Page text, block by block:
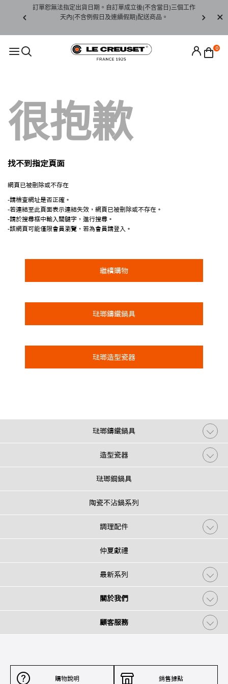
下水)，若
訂單恕無法指定出貨日期。自訂單成立後(不含當日)三個工作
天內(不含例假日及連續假期)配送商品。
請至
0
很抱歉
找不到指定頁面
網頁已被刪除或不存在
-請檢查網址是否正確。
-若連結至此頁面表示連結失效，網頁已被刪除或不存在。
-請於搜尋框中輸入關鍵字，進行搜尋。
-該網頁可能僅限會員瀏覽，若為會員請登入。
繼續購物
琺瑯鑄鐵鍋具
琺瑯造型瓷器
琺瑯鑄鐵鍋具
造型瓷器
琺瑯鋼鍋具
陶瓷不沾鍋系列
調理配件
仲夏獻禮
最新系列
關於我們
顧客服務
購物說明 銷售據點